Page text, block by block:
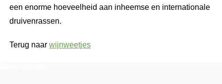
een enorme hoeveelheid aan inheemse en internationale
druivenrassen.
Terug naar wijnweetjes